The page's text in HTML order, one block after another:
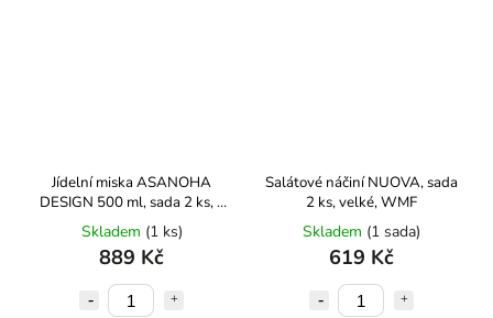
Jídelní miska ASANOHA
DESIGN 500 ml, sada 2 ks, s
hůlkami, MIJ
Skladem (1 ks)
889 Kč
Salátové náčiní NUOVA, sada
2 ks, velké, WMF
Skladem (1 sada)
619 Kč